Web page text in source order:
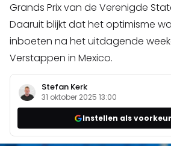
Grands Prix van de Verenigde
Daaruit blijkt dat het optimisme
inboeten na het uitdagende
Verstappen in Mexico.
Stefan Kerk
31 oktober 2025 13:00
Instellen als